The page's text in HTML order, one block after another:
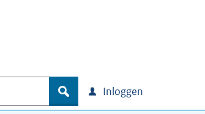
zoek Inloggen